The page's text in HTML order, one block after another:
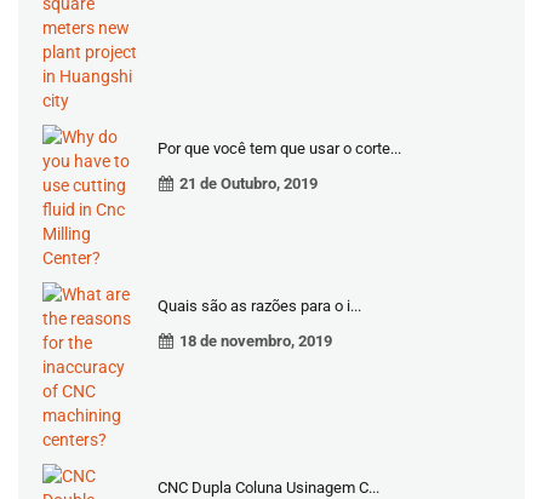
Por que você tem que usar o corte...
21 de Outubro, 2019
Quais são as razões para o i...
18 de novembro, 2019
CNC Dupla Coluna Usinagem C...